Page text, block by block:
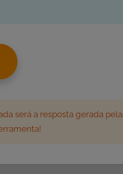
será a resposta gerada pela